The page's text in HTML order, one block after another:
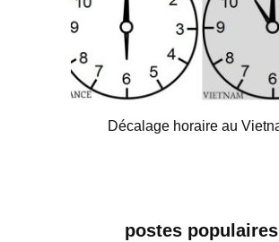
Décalage horaire au
postes populaires